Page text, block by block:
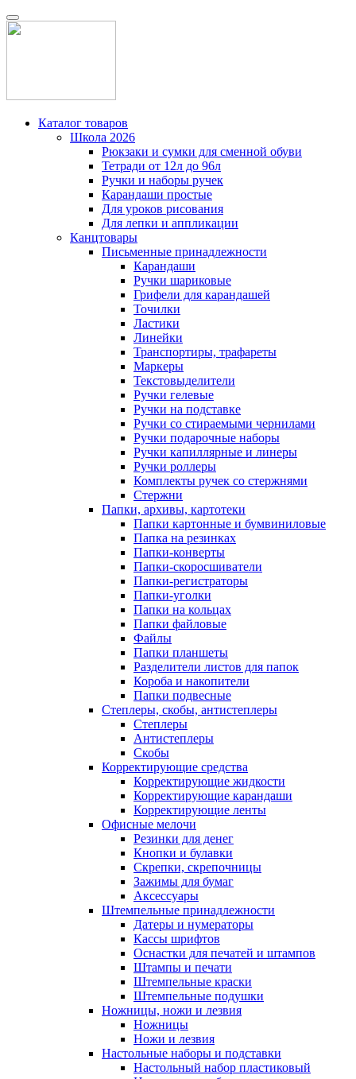
Каталог товаров
Школа 2026
Рюкзаки и сумки для сменной обуви
Тетради от 12л до 96л
Ручки и наборы ручек
Карандаши простые
Для уроков рисования
Для лепки и аппликации
Канцтовары
Письменные принадлежности
Карандаши
Ручки шариковые
Грифели для карандашей
Точилки
Ластики
Линейки
Транспортиры, трафареты
Маркеры
Текстовыделители
Ручки гелевые
Ручки на подставке
Ручки со стираемыми чернилами
Ручки подарочные наборы
Ручки капиллярные и линеры
Ручки роллеры
Комплекты ручек со стержнями
Стержни
Папки, архивы, картотеки
Папки картонные и бумвиниловые
Папка на резинках
Папки-конверты
Папки-скоросшиватели
Папки-регистраторы
Папки-уголки
Папки на кольцах
Папки файловые
Файлы
Папки планшеты
Разделители листов для папок
Короба и накопители
Папки подвесные
Степлеры, скобы, антистеплеры
Степлеры
Антистеплеры
Скобы
Корректирующие средства
Корректирующие жидкости
Корректирующие карандаши
Корректирующие ленты
Офисные мелочи
Резинки для денег
Кнопки и булавки
Скрепки, скрепочницы
Зажимы для бумаг
Аксессуары
Штемпельные принадлежности
Датеры и нумераторы
Кассы шрифтов
Оснастки для печатей и штампов
Штампы и печати
Штемпельные краски
Штемпельные подушки
Ножницы, ножи и лезвия
Ножницы
Ножи и лезвия
Настольные наборы и подставки
Настольный набор пластиковый